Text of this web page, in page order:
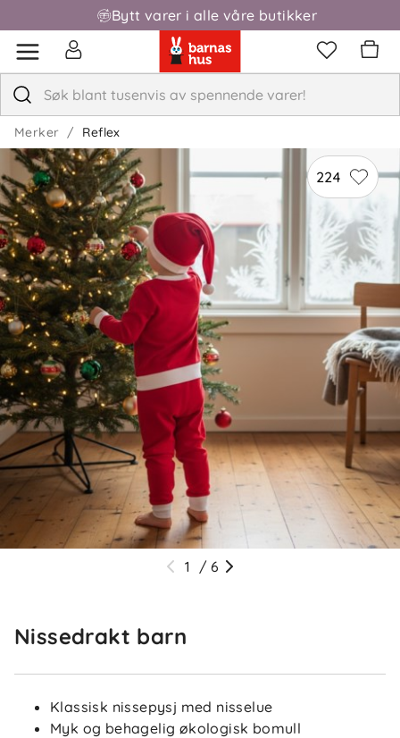
Bytt varer i alle våre butikker
Fri frakt over 1000,-
Merker Reflex
224
1 / 6
Nissedrakt barn
Klassisk nissepysj med nisselue
Myk og behagelig økologisk bomull